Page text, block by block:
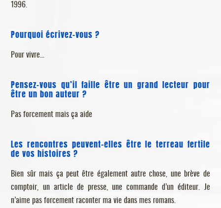
1996.
Pourquoi écrivez-vous ?
Pour vivre…
Pensez-vous qu’il faille être un grand lecteur pour
être un bon auteur ?
Pas forcement mais ça aide
Les rencontres peuvent-elles être le terreau fertile
de vos histoires ?
Bien sûr mais ça peut être également autre chose, une brève de
comptoir, un article de presse, une commande d’un éditeur. Je
n’aime pas forcement raconter ma vie dans mes romans.